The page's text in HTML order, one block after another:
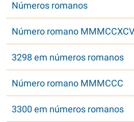
Números romanos
Número romano
3298 em números romanos
Número romano MMMCCC
3300 em números romanos